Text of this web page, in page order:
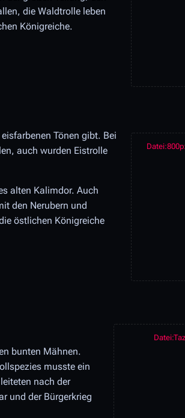
die Waldtrolle leben
Königreiche.
Tönen gibt. Bei
auch wurden Eistrolle
alten Kalimdor. Auch
den Nerubern und
östlichen Königreiche
bunten Mähnen.
musste ein
nach der
und der Bürgerkrieg